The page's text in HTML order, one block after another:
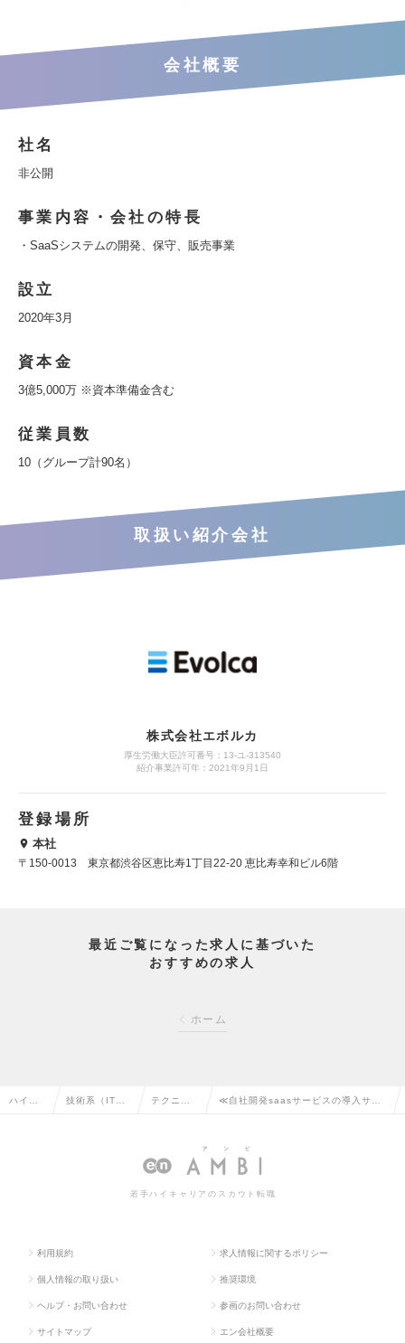
会社概要
社名
非公開
事業内容・会社の特長
・SaaSシステムの開発、保守、販売事業
設立
2020年3月
資本金
3億5,000万 ※資本準備金含む
従業員数
10（グループ計90名）
取扱い紹介会社
株式会社エボルカ
厚生労働大臣許可番号：13‐ユ‐313540
紹介事業許可年：2021年9月1日
登録場所
本社
〒150-0013 東京都渋谷区恵比寿1丁目22-20 恵比寿幸和ビル6階
最近ご覧になった求人に基づいた
おすすめの求人
ホーム
ハイク 技術系（IT・ テクニカ
トの転職
≪自社開発saasサービスの導入サポ
クセスの求人情報
若手ハイキャリアのスカウト転職
利用規約 求人情報に関するポリシー
個人情報の取り扱い 推奨環境
ヘルプ・お問い合わせ 参画のお問い合わせ
サイトマップ エン会社概要